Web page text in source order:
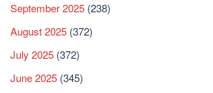
September 2025 (238)
August 2025 (372)
July 2025 (372)
June 2025 (345)